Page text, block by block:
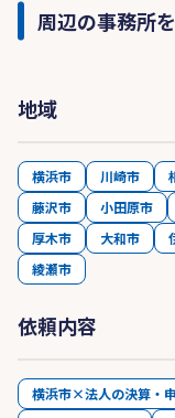
周辺の事務所
地域
横浜市 川崎市
藤沢市
小田原市
厚木市
大和市
綾瀬市
依頼内容
横浜市×法人の決算・